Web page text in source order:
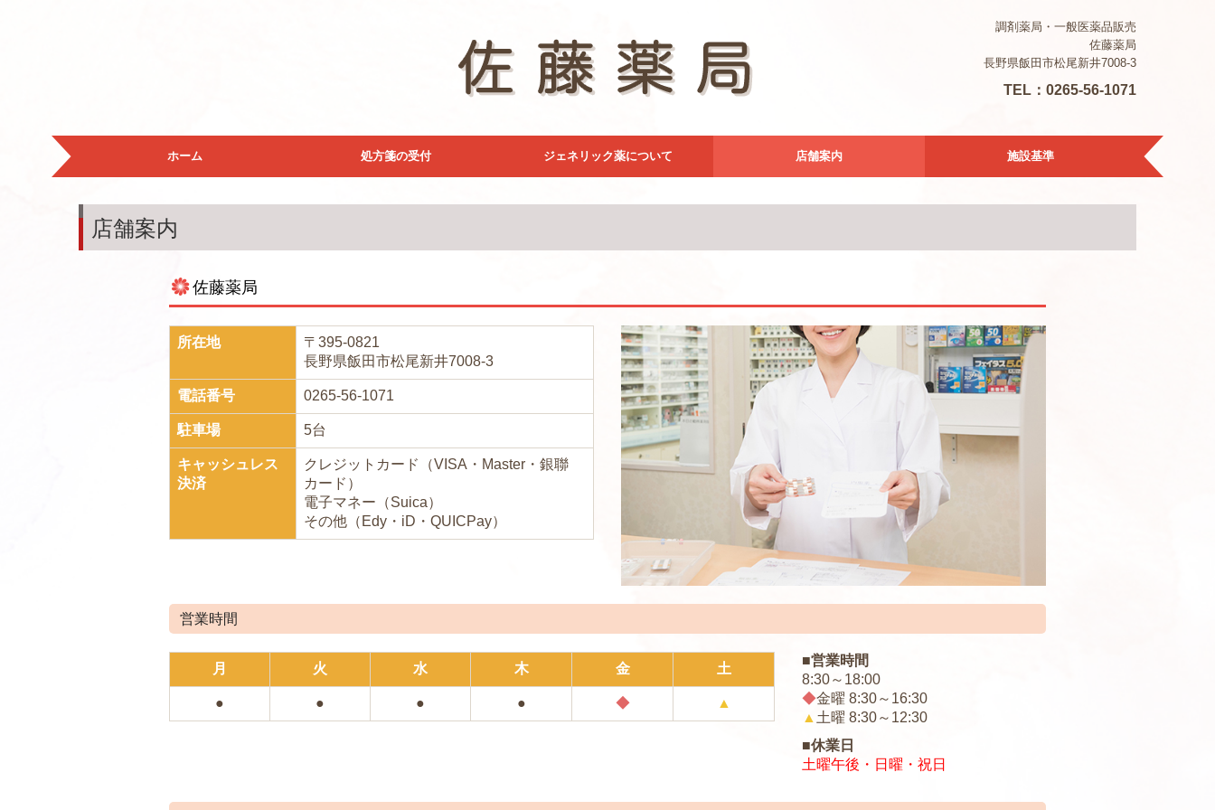
調剤薬局・一般医薬品販売
佐藤薬局
長野県飯田市松尾新井7008-3
TEL： 0265-56-1071
ホーム 処方箋の受付 ジェネリック薬について 店舗案内 施設基準
店舗案内
佐藤薬局
所在地
〒395-0821
長野県飯田市松尾新井7008-3
電話番号 0265-56-1071
駐車場 5台
キャッシュレス
決済
クレジットカード（VISA・Master・銀聯
カード）
電子マネー（Suica）
その他（Edy・iD・QUICPay）
営業時間
月 火 水 木 金 土
● ● ● ● ◆ ▲
■営業時間
8:30～18:00
◆金曜 8:30～16:30
▲ 土曜 8:30～12:30
■休業日
土曜午後・日曜・祝日